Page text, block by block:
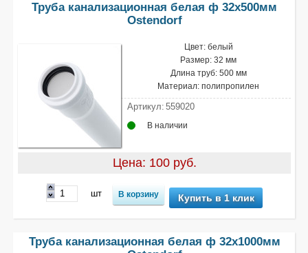
Труба канализационная белая ф 32х500мм
Ostendorf
Цвет: белый
Размер: 32 мм
Длина труб: 500 мм
Материал: полипропилен
Артикул: 559020
В наличии
Цена: 100 руб.
шт Купить в 1 клик
Труба канализационная белая ф 32х1000мм